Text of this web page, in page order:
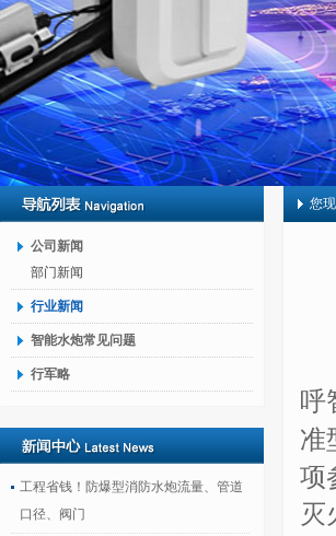
公司新闻
部门新闻
行业新闻
智能水炮常见问题
行军略
工程省钱！防爆型消防水炮流量、管道
口径、阀门
您
呼
准
项
灭